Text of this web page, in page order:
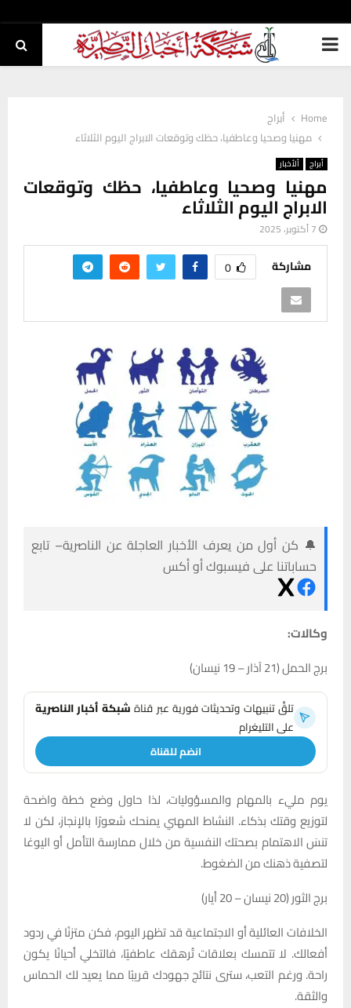
PRIMARY
Home
أبراج
مهنيا وصحيا وعاطفيا، حظك وتوقعات الابراج اليوم الثلاثاء
أبراج ألأخبار
مهنيا وصحيا وعاطفيا، حظك وتوقعات
الابراج اليوم الثلاثاء
7 أكتوبر، 2025
مشاركة 0
🔔 كن أول من يعرف الأخبار العاجلة عن الناصرية– تابع
حساباتنا على فيسبوك أو أكس
وكالات:
برج الحمل (21 آذار – 19 نيسان)
تلقَّ تنبيهات وتحديثات فورية عبر قناةشبكة أخبار الناصرية
على التليغرام
انضم للقناة
يوم مليء بالمهام والمسؤوليات، لذا حاول وضع خطة واضحة
لتوزيع وقتك بذكاء. النشاط المهني يمنحك شعورًا بالإنجاز، لكن لا
تنسَ الاهتمام بصحتك النفسية من خلال ممارسة التأمل أو اليوغا
لتصفية ذهنك من الضغوط.
برج الثور (20 نيسان – 20 أيار)
الخلافات العائلية أو الاجتماعية قد تظهر اليوم، فكن متزنًا في ردود
أفعالك. لا تتمسك بعلاقات تُرهقك عاطفيًا، فالتخلي أحيانًا يكون
راحة. ورغم التعب، سترى نتائج جهودك قريبًا مما يعيد لك الحماس
والثقة.